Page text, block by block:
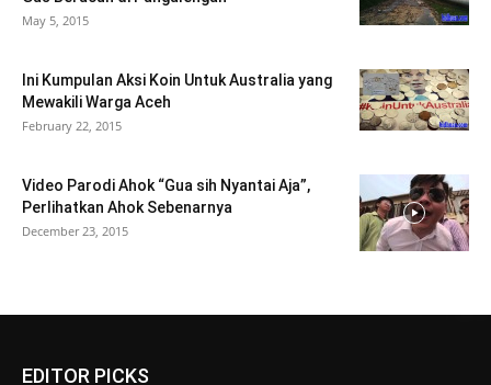
May 5, 2015
Ini Kumpulan Aksi Koin Untuk Australia yang
Mewakili Warga Aceh
February 22, 2015
Video Parodi Ahok “Gua sih Nyantai Aja”,
Perlihatkan Ahok Sebenarnya
December 23, 2015
EDITOR PICKS